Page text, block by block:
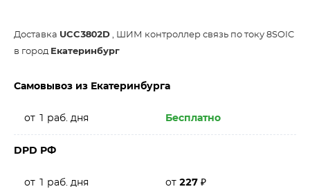
Доставка UCC3802D , ШИМ контроллер связь по току 8SOIC
в город Екатеринбург
Самовывоз из Екатеринбурга
от 1 раб. дня Бесплатно
DPD РФ
от 1 раб. дня от 227 ₽